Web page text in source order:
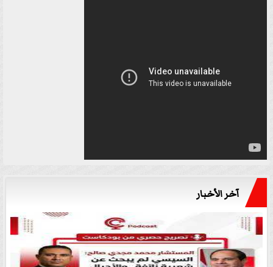
آخر الأخبار